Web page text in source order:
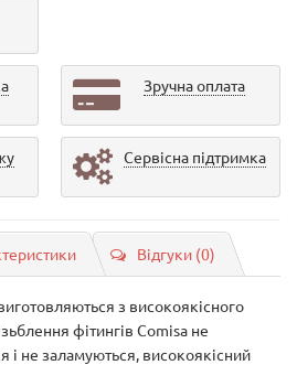
Зручна оплата
Сервісна підтримка
Відгуки (0)
з високоякісного
фітингів Comisa не
і не заламуються, високоякісний